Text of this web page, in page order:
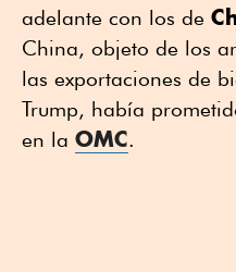
adelante con los de
China, objeto de los
las exportaciones de
Trump, había
en la OMC.